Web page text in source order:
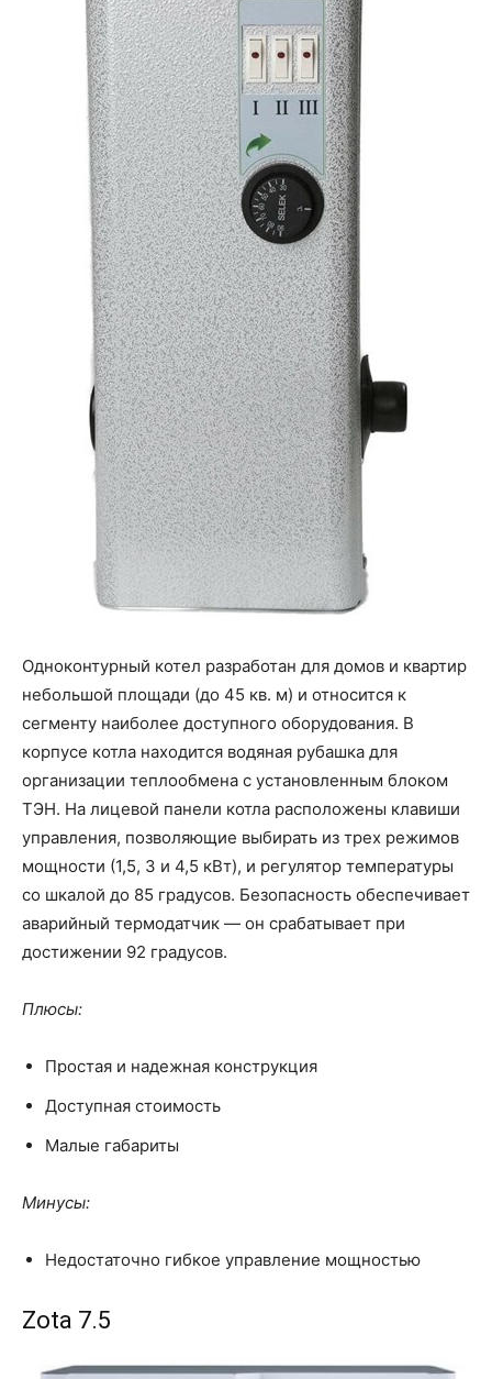
Одноконтурный котел разработан для домов и квартир
небольшой площади (до 45 кв. м) и относится к
сегменту наиболее доступного оборудования. В
корпусе котла находится водяная рубашка для
организации теплообмена с установленным блоком
ТЭН. На лицевой панели котла расположены клавиши
управления, позволяющие выбирать из трех режимов
мощности (1,5, 3 и 4,5 кВт), и регулятор температуры
со шкалой до 85 градусов. Безопасность обеспечивает
аварийный термодатчик — он срабатывает при
достижении 92 градусов.
Плюсы:
Простая и надежная конструкция
Доступная стоимость
Малые габариты
Минусы:
Недостаточно гибкое управление мощностью
Zota 7.5